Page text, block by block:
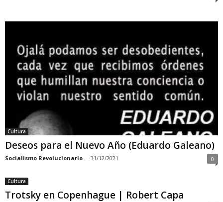
Cultura
Deseos para el Nuevo Año (Eduardo Galeano)
Socialismo Revolucionario - 31/12/2021 0
Cultura
Trotsky en Copenhague | Robert Capa